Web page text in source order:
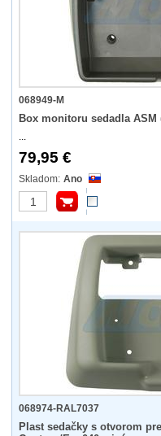
068949-M
Box monitoru sedadla ASM
...
79,95 €
Ano
068974-RAL7037
Plast sedačky s otvorom